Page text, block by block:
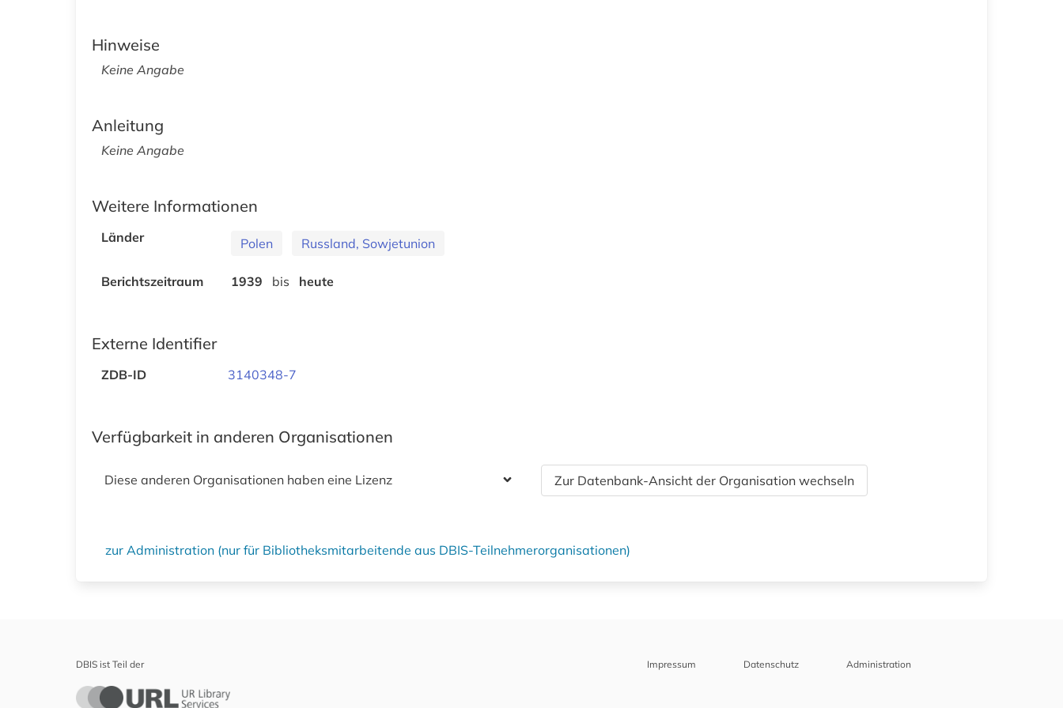
Hinweise
Keine Angabe
Anleitung
Keine Angabe
Weitere Informationen
Länder Polen Russland, Sowjetunion
Berichtszeitraum 1939 bis heute
Externe Identifier
ZDB-ID 3140348-7
Verfügbarkeit in anderen Organisationen
Diese anderen Organisationen haben eine Lizenz Zur Datenbank-Ansicht der Organisation wechseln
zur Administration (nur für Bibliotheksmitarbeitende aus DBIS-Teilnehmerorganisationen)
DBIS ist Teil der Impressum Datenschutz Administration